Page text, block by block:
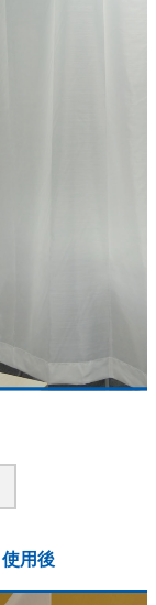
使用後